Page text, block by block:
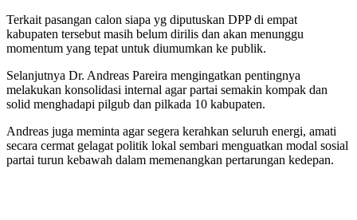
Terkait pasangan calon siapa yg diputuskan DPP di empat
kabupaten tersebut masih belum dirilis dan akan menunggu
momentum yang tepat untuk diumumkan ke publik.
Selanjutnya Dr. Andreas Pareira mengingatkan pentingnya
melakukan konsolidasi internal agar partai semakin kompak dan
solid menghadapi pilgub dan pilkada 10 kabupaten.
Andreas juga meminta agar segera kerahkan seluruh energi, amati
secara cermat gelagat politik lokal sembari menguatkan modal sosial
partai turun kebawah dalam memenangkan pertarungan kedepan.